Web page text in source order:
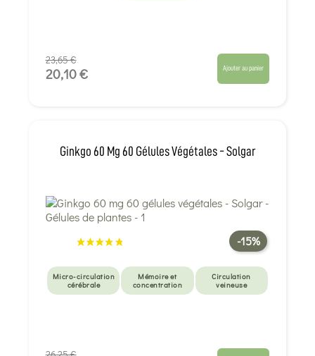
23,65 €
20,10 € Ajouter au panier
Ginkgo 60 Mg 60 Gélules Végétales - Solgar
-15%
Micro-circulation
cérébrale
Mémoire et
concentration
Circulation
veineuse